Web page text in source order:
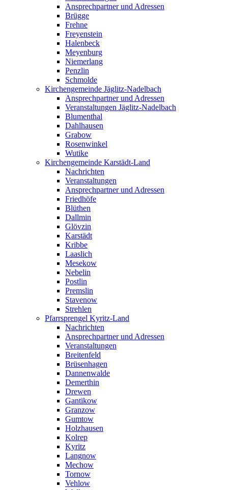
Ansprechpartner und Adressen
Brügge
Frehne
Freyenstein
Halenbeck
Meyenburg
Niemerlang
Penzlin
Schmolde
Kirchengemeinde Jäglitz-Nadelbach
Ansprechpartner und Adressen
Veranstaltungen Jäglitz-Nadelbach
Blumenthal
Dahlhausen
Grabow
Rosenwinkel
Wutike
Kirchengemeinde Karstädt-Land
Nachrichten
Veranstaltungen
Ansprechpartner und Adressen
Friedhöfe
Blüthen
Dallmin
Glövzin
Karstädt
Kribbe
Laaslich
Mesekow
Nebelin
Postlin
Premslin
Stavenow
Strehlen
Pfarrsprengel Kyritz-Land
Nachrichten
Ansprechpartner und Adressen
Veranstaltungen
Breitenfeld
Brüsenhagen
Dannenwalde
Demerthin
Drewen
Gantikow
Granzow
Gumtow
Holzhausen
Kolrep
Kyritz
Langnow
Mechow
Tornow
Vehlow